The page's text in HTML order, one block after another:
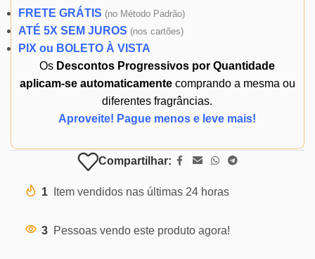
FRETE GRÁTIS (no Método Padrão)
ATÉ 5X SEM JUROS (nos cartões)
PIX ou BOLETO À VISTA
Os Descontos Progressivos por Quantidade
aplicam-se automaticamentecomprando a mesma ou
diferentes fragrâncias.
Aproveite! Pague menos e leve mais!
Compartilhar:
1 Item vendidos nas últimas 24 horas
3 Pessoas vendo este produto agora!